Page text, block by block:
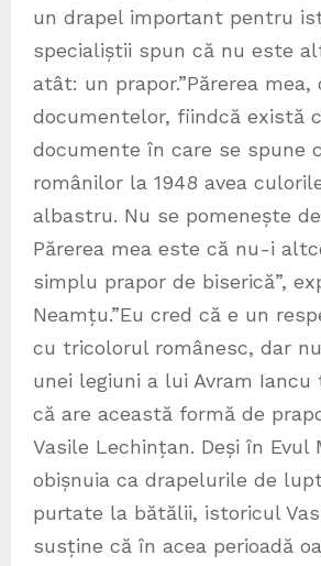
un drapel important pentru
specialiștii spun că nu este
atât: un prapor.”Părerea mea,
documentelor, fiindcă există
documente în care se spune
românilor la 1948 avea
albastru. Nu se pomenește
Părerea mea este că nu-i
simplu prapor de biserică”,
Neamțu.”Eu cred că e un
cu tricolorul românesc, dar
unei legiuni a lui Avram
că are această formă de
Vasile Lechințan. Deși în Evul
obișnuia ca drapelurile de
purtate la bătălii, istoricul
susține că în acea perioadă